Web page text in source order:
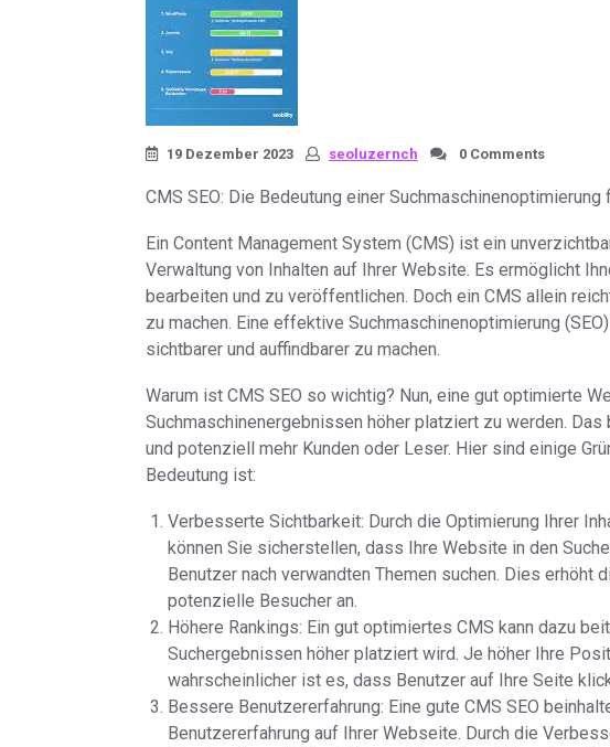
19 Dezember 2023 seoluzernch 0 Comments
CMS SEO: Die Bedeutung einer
Ein Content Management System (CMS) ist ein
Verwaltung von Inhalten auf Ihrer Website. Es ermöglicht
bearbeiten und zu veröffentlichen. Doch ein CMS allein
zu machen. Eine effektive Suchmaschinenoptimierung
sichtbarer und auffindbarer zu machen.
Warum ist CMS SEO so wichtig? Nun, eine gut optimierte
Suchmaschinenergebnissen höher platziert zu werden.
und potenziell mehr Kunden oder Leser. Hier sind einige
Bedeutung ist:
Verbesserte Sichtbarkeit: Durch die Optimierung Ihrer
können Sie sicherstellen, dass Ihre Website in den
Benutzer nach verwandten Themen suchen. Dies erhöht
potenzielle Besucher an.
Höhere Rankings: Ein gut optimiertes CMS kann dazu
Suchergebnissen höher platziert wird. Je höher Ihre
wahrscheinlicher ist es, dass Benutzer auf Ihre Seite
Bessere Benutzererfahrung: Eine gute CMS SEO
Benutzererfahrung auf Ihrer Webseite. Durch die